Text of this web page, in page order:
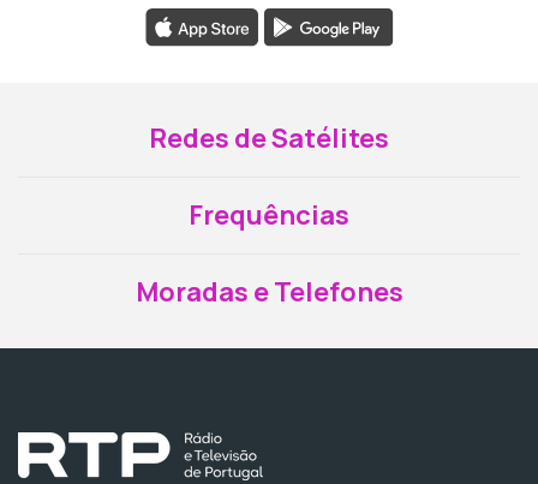
Redes de Satélites
Frequências
Moradas e Telefones